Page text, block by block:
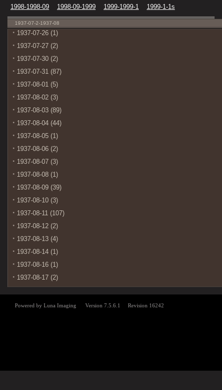
1998-1998-09
1998-09-1999 1999-1999-1 1999-1-1s
1937-07-2-1937-08
1937-07-26 (1)
1937-07-27 (2)
1937-07-30 (2)
1937-07-31 (87)
1937-08-01 (5)
1937-08-02 (3)
1937-08-03 (89)
1937-08-04 (44)
1937-08-05 (1)
1937-08-06 (2)
1937-08-07 (3)
1937-08-08 (1)
1937-08-09 (39)
1937-08-10 (3)
1937-08-11 (107)
1937-08-12 (2)
1937-08-13 (4)
1937-08-14 (1)
1937-08-16 (1)
1937-08-17 (2)